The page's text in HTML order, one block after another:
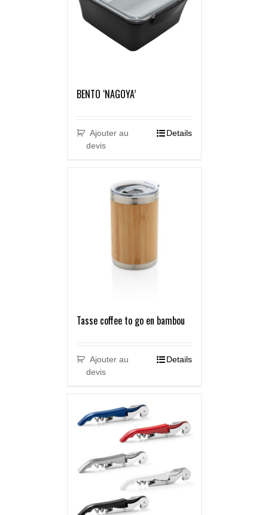
BENTO ‘NAGOYA’
Ajouter au
devis
Details
Tasse coffee to go en bambou
Ajouter au
devis
Details